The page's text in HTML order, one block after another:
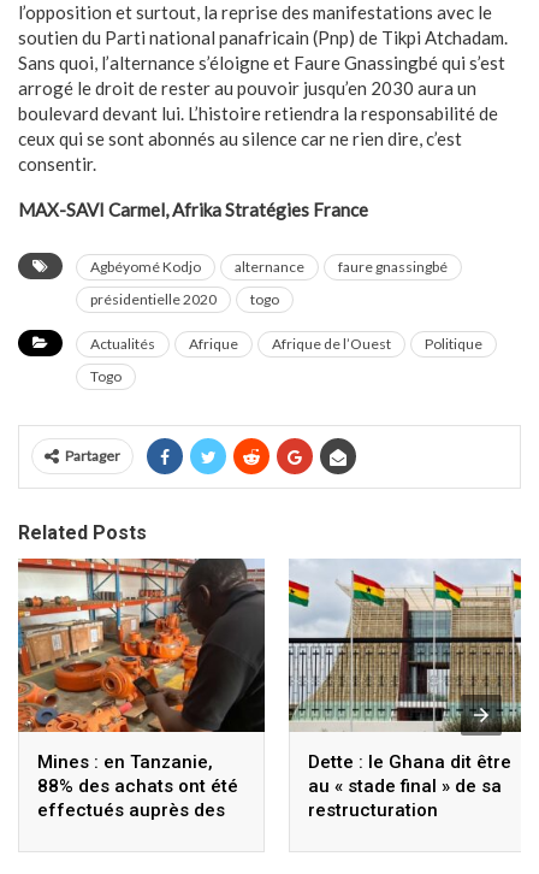
l’opposition et surtout, la reprise des manifestations avec le
soutien du Parti national panafricain (Pnp) de Tikpi Atchadam.
Sans quoi, l’alternance s’éloigne et Faure Gnassingbé qui s’est
arrogé le droit de rester au pouvoir jusqu’en 2030 aura un
boulevard devant lui. L’histoire retiendra la responsabilité de
ceux qui se sont abonnés au silence car ne rien dire, c’est
consentir.
MAX-SAVI Carmel, Afrika Stratégies France
Agbéyomé Kodjo alternance
faure gnassingbé
présidentielle 2020
togo
Actualités Afrique Afrique de l’Ouest
Politique
Togo
Partager
Related Posts
Mines : en Tanzanie,
88% des achats ont été
effectués auprès des
Dette : le Ghana dit être
au « stade final » de sa
restructuration